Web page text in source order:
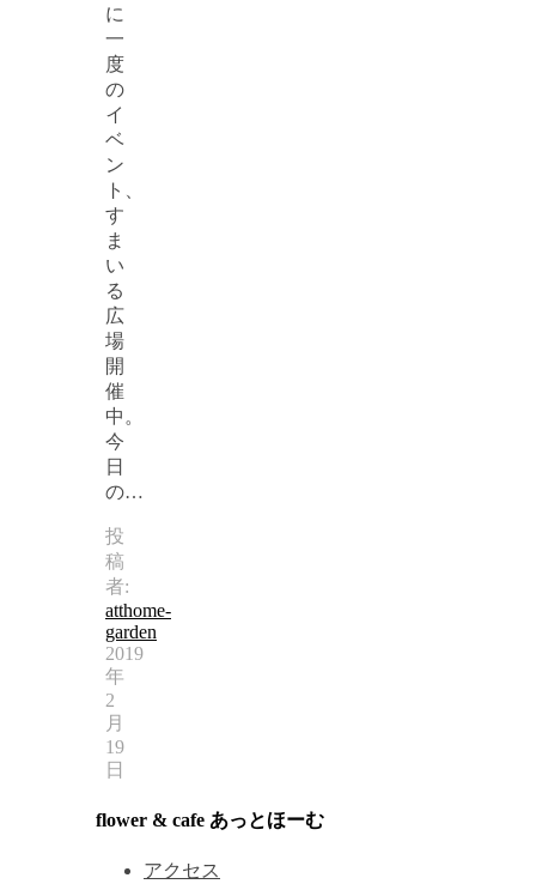
に
一
度
の
イ
ベ
ン
ト、
す
ま
い
る
広
場
開
催
中。
今
日
の…
投
稿
者:
atthome-
garden
2019
年
2
月
19
日
flower & cafe あっとほーむ
アクセス